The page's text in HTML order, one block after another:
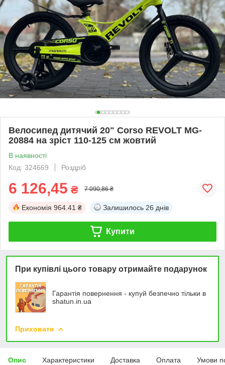
Велосипед дитячий 20" Corso REVOLT MG-
20884 на зріст 110-125 см жовтий
В наявності
Код: 324669
Роздріб
6 126,45 ₴ 7 090,86 ₴
Економія 964.41 ₴ Залишилось 26 днів
Купити
При купівлі цього товару отримайте подарунок
Гарантія повернення - купуй безпечно тільки в
shatun.in.ua
Приховати
Опис Характеристики Доставка Оплата Умови